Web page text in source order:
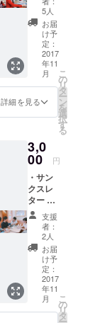
会開催
報告書
・おす
すめ
ボード
ゲーム
解説書
（ゲー
ム実施
の効果
説明つ
5人
お届
け予
定：
2017
年11
月
詳細を見る
こ
の
リ
タ
ー
ン
を
選
択
す
る
3,0
00 円
・サン
クスレ
ター ・
ボード
ゲーム
会開催
報告書
・おす
すめ
ボード
ゲーム
解説書
（ゲー
支援
者：
2人
お届
け予
定：
2017
年11
月
こ
の
リ
タ